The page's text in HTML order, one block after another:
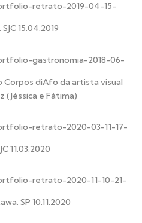
15.04.2019
diAfo da artista visual
(Jéssica e Fátima)
11.03.2020
SP 10.11.2020